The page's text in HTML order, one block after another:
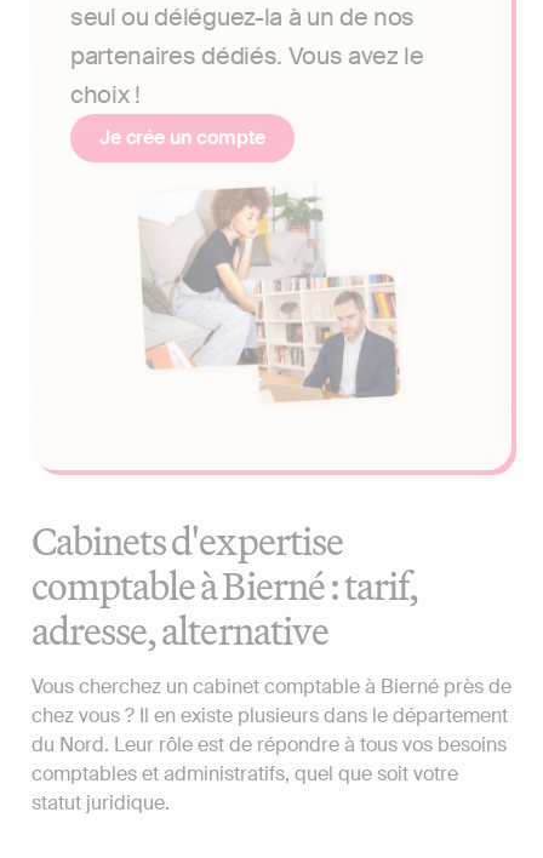
seul ou déléguez-la à un de nos
partenaires dédiés. Vous avez le
choix !
Je crée un compte
Cabinets d'expertise
comptable à Bierné : tarif,
adresse, alternative
Vous cherchez un cabinet comptable à Bierné près de
chez vous ? Il en existe plusieurs dans le département
du Nord. Leur rôle est de répondre à tous vos besoins
comptables et administratifs, quel que soit votre
statut juridique.